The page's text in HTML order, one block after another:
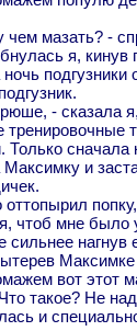
мазать? -
я, кинув
подгузники
- сказала
Только
и
чтоб мне было
нагнув
вот этот
такое? Не
и